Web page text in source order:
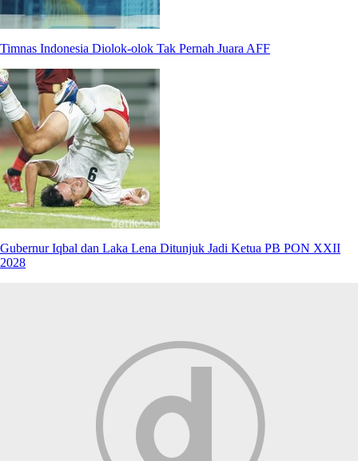
Timnas Indonesia Diolok-olok Tak Pernah Juara AFF
Gubernur Iqbal dan Laka Lena Ditunjuk Jadi Ketua PB PON XXII
2028